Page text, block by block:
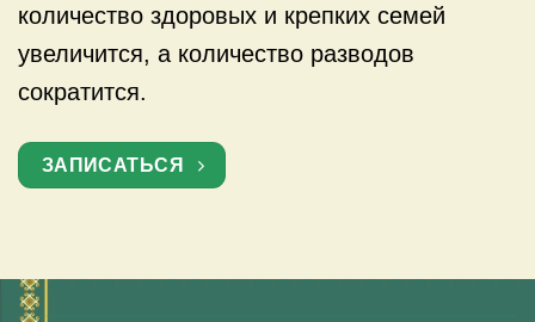
количество здоровых и крепких семей
увеличится, а количество разводов
сократится.
ЗАПИСАТЬСЯ